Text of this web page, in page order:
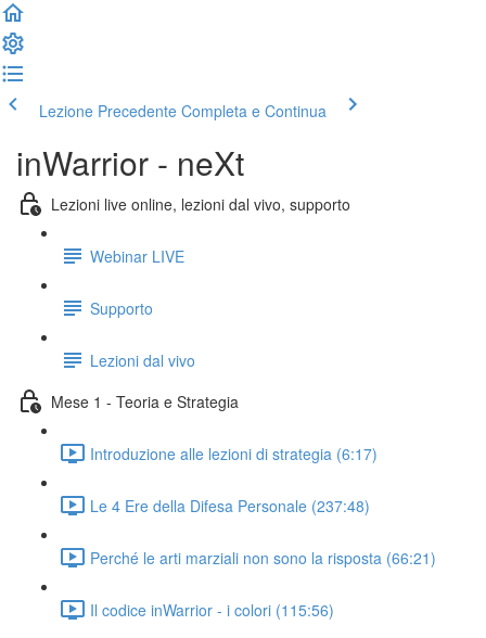
Lezione Precedente Completa e Continua
inWarrior - neXt
Lezioni live online, lezioni dal vivo, supporto
Webinar LIVE
Supporto
Lezioni dal vivo
Mese 1 - Teoria e Strategia
Introduzione alle lezioni di strategia (6:17)
Le 4 Ere della Difesa Personale (237:48)
Perché le arti marziali non sono la risposta (66:21)
Il codice inWarrior - i colori (115:56)